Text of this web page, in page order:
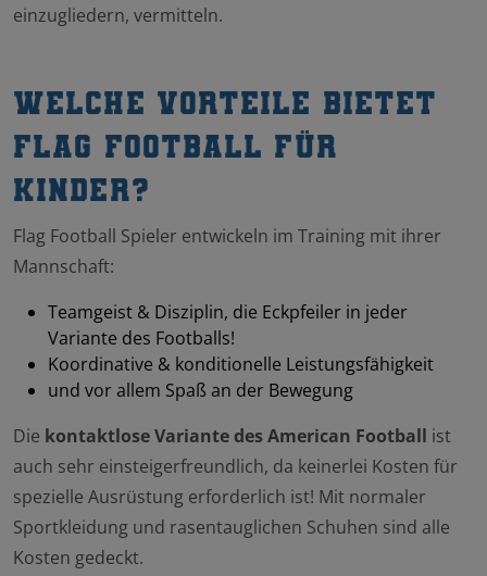
einzugliedern, vermitteln.
Welche Vorteile bietet
Flag Football für
Kinder?
Flag Football Spieler entwickeln im Training mit ihrer
Mannschaft:
Teamgeist & Disziplin, die Eckpfeiler in jeder
Variante des Footballs!
Koordinative & konditionelle Leistungsfähigkeit
und vor allem Spaß an der Bewegung
Die kontaktlose Variante des American Football ist
auch sehr einsteigerfreundlich, da keinerlei Kosten für
spezielle Ausrüstung erforderlich ist! Mit normaler
Sportkleidung und rasentauglichen Schuhen sind alle
Kosten gedeckt.